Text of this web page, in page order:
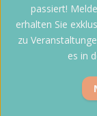
passiert!
erhalten Sie
zu
es in